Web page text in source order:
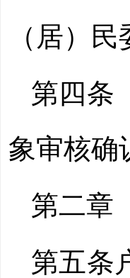
（居）
第四条
象审核确
第二章
第五条